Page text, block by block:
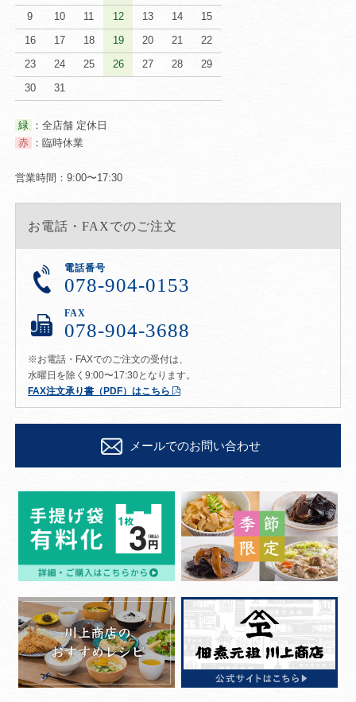
9 10 11 12 13 14 15
16 17 18 19 20 21 22
23 24 25 26 27 28 29
30 31
緑 ：全店舗 定休日
赤 ：臨時休業
営業時間：9:00〜17:30
お電話・FAXでのご注文
電話番号
078-904-0153
FAX
078-904-3688
※お電話・FAXでのご注文の受付は、
水曜日を除く9:00〜17:30となります。
FAX注文承り書（PDF）はこちら
メールでのお問い合わせ